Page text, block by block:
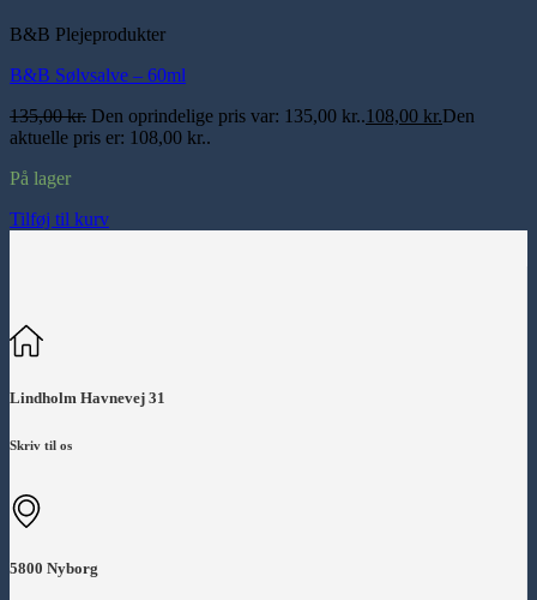
B&B Plejeprodukter
B&B Sølvsalve – 60ml
135,00kr. Den oprindelige pris var: 135,00 kr..108,00 kr.Den
aktuelle pris er: 108,00 kr..
På lager
Tilføj til kurv
Lindholm Havnevej 31
Skriv til os
5800 Nyborg